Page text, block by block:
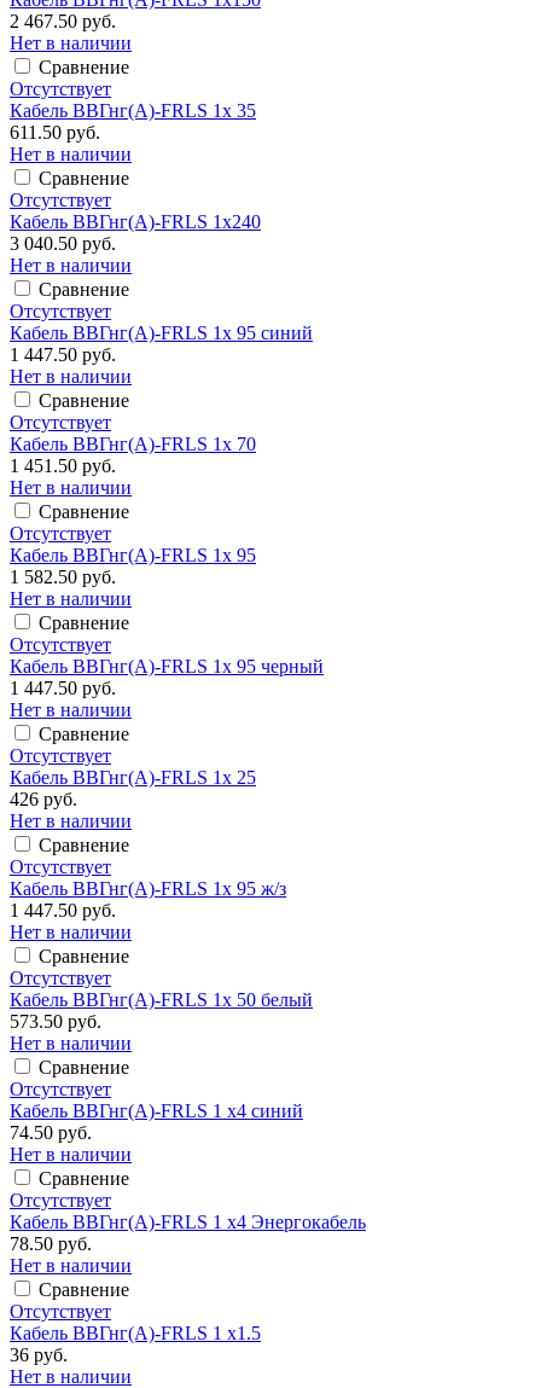
2 467.50 руб.
Нет в наличии
Сравнение
Отсутствует
Кабель ВВГнг(А)-FRLS 1х 35
611.50 руб.
Нет в наличии
Сравнение
Отсутствует
Кабель ВВГнг(А)-FRLS 1х240
3 040.50 руб.
Нет в наличии
Сравнение
Отсутствует
Кабель ВВГнг(А)-FRLS 1х 95 синий
1 447.50 руб.
Нет в наличии
Сравнение
Отсутствует
Кабель ВВГнг(А)-FRLS 1х 70
1 451.50 руб.
Нет в наличии
Сравнение
Отсутствует
Кабель ВВГнг(А)-FRLS 1х 95
1 582.50 руб.
Нет в наличии
Сравнение
Отсутствует
Кабель ВВГнг(А)-FRLS 1х 95 черный
1 447.50 руб.
Нет в наличии
Сравнение
Отсутствует
Кабель ВВГнг(А)-FRLS 1х 25
426 руб.
Нет в наличии
Сравнение
Отсутствует
Кабель ВВГнг(А)-FRLS 1х 95 ж/з
1 447.50 руб.
Нет в наличии
Сравнение
Отсутствует
Кабель ВВГнг(А)-FRLS 1х 50 белый
573.50 руб.
Нет в наличии
Сравнение
Отсутствует
Кабель ВВГнг(А)-FRLS 1 х4 синий
74.50 руб.
Нет в наличии
Сравнение
Отсутствует
Кабель ВВГнг(А)-FRLS 1 х4 Энергокабель
78.50 руб.
Нет в наличии
Сравнение
Отсутствует
Кабель ВВГнг(А)-FRLS 1 х1.5
36 руб.
Нет в наличии